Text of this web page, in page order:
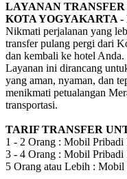
LAYANAN
KOTA YOGYAKARTA
Nikmati perjalanan yang
transfer pulang pergi dari
dan kembali ke hotel Anda.
Layanan ini dirancang
yang aman, nyaman, dan
menikmati petualangan
transportasi.
TARIF TRANSFER
1 - 2 Orang : Mobil Pribadi
3 - 4 Orang : Mobil Pribadi
5 Orang atau Lebih :